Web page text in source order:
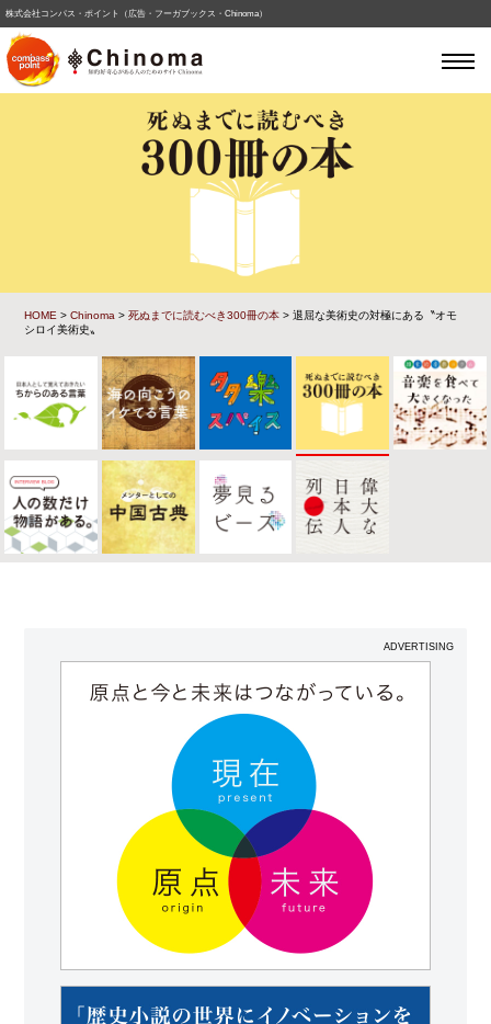
株式会社コンパス・ポイント（広告・フーガブックス・Chinoma）
HOME >Chinoma >死ぬまでに読むべき300冊の本 > 退屈な美術史の対極にある〝オモ
シロイ美術史〟
ADVERTISING